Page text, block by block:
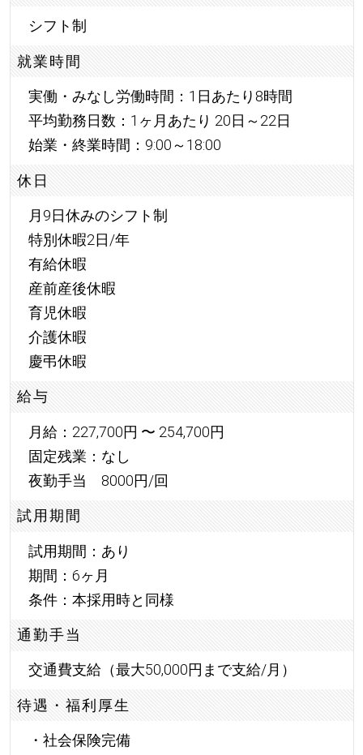
シフト制
就業時間
実働・みなし労働時間：1日あたり8時間
平均勤務日数：1ヶ月あたり 20日～22日
始業・終業時間：9:00～18:00
休日
月9日休みのシフト制
特別休暇2日/年
有給休暇
産前産後休暇
育児休暇
介護休暇
慶弔休暇
給与
月給：227,700円 〜 254,700円
固定残業：なし
夜勤手当 8000円/回
試用期間
試用期間：あり
期間：6ヶ月
条件：本採用時と同様
通勤手当
交通費支給（最大50,000円まで支給/月）
待遇・福利厚生
・社会保険完備